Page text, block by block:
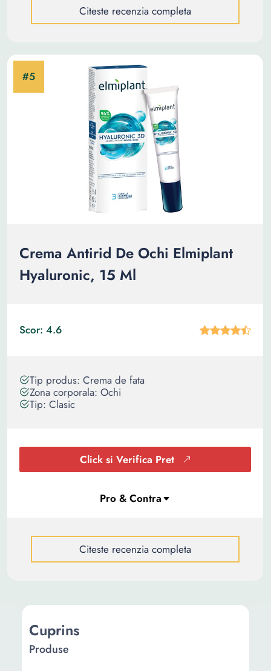
Citeste recenzia completa
Crema Antirid De Ochi Elmiplant
Hyaluronic, 15 Ml
Scor: 4.6
Tip produs: Crema de fata
Zona corporala: Ochi
Tip: Clasic
Click si Verifica Pret
Citeste recenzia completa
Cuprins
Produse